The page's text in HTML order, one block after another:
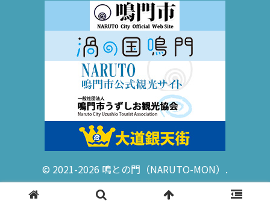
© 2021-2026 鳴との門（NARUTO-MON）.